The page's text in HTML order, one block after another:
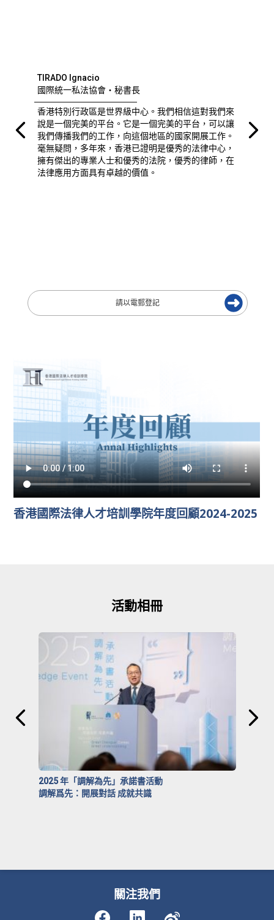
TIRADO Ignacio
國際統一私法協會・秘書長
香港特別行政區是世界級中心。我們相信這對我們來
說是一個完美的平台。它是一個完美的平台，可以讓
我們傳播我們的工作，向這個地區的國家開展工作。
毫無疑問，多年來，香港已證明是優秀的法律中心，
擁有傑出的專業人士和優秀的法院，優秀的律師，在
法律應用方面具有卓越的價值。
香港國際法律人才培訓學院年度回顧2024-2025
活動相冊
2025 年「調解為先」承諾書活動
調解爲先：開展對話 成就共識
關注我們